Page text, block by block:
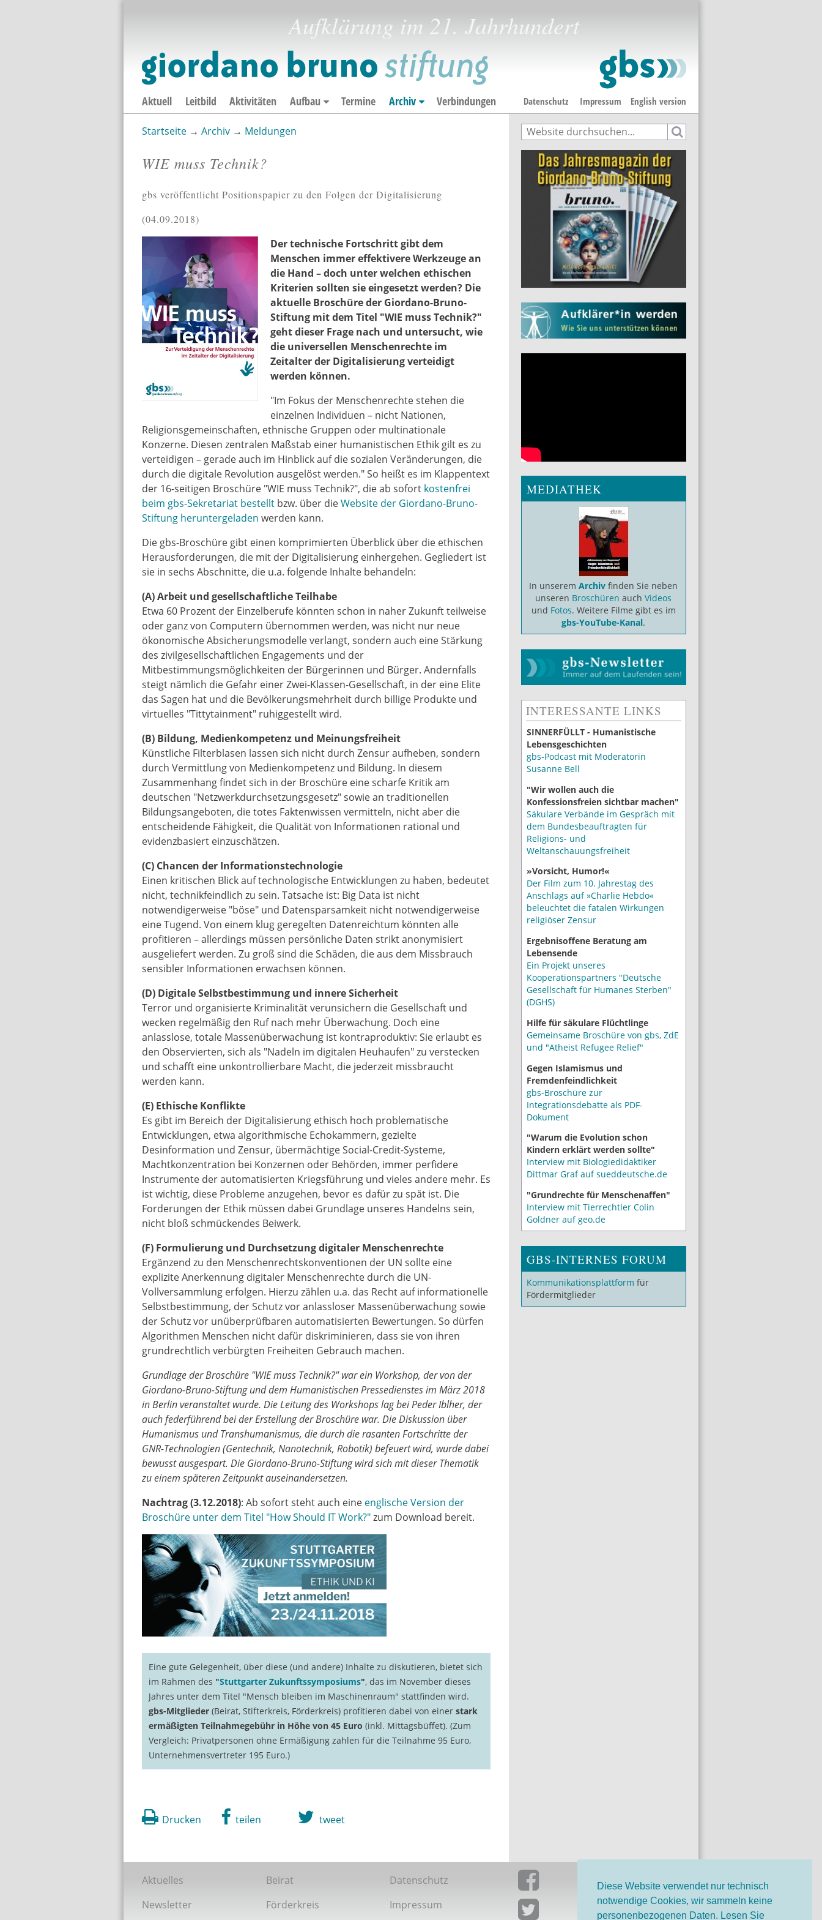
Diese Website verwendet nur technisch
notwendige Cookies, wir sammeln keine
personenbezogenen Daten. Lesen Sie
Aufklärung im 21. Jahrhundert
English version
Aktuell Leitbild Aktivitäten Aufbau Termine Archiv Verbindungen Datenschutz Impressum
Startseite→ Archiv→ Meldungen
WIE muss Technik?
gbs veröffentlicht Positionspapier zu den Folgen der Digitalisierung
04.09.2018
wiemusstechnik_cover.jpg
Der technische Fortschritt gibt dem
Menschen immer effektivere Werkzeuge an
die Hand – doch unter welchen ethischen
Kriterien sollten sie eingesetzt werden? Die
aktuelle Broschüre der Giordano-Bruno-
Stiftung mit dem Titel "WIE muss Technik?"
geht dieser Frage nach und untersucht, wie
die universellen Menschenrechte im
Zeitalter der Digitalisierung verteidigt
werden können.
"Im Fokus der Menschenrechte stehen die
einzelnen Individuen – nicht Nationen,
Religionsgemeinschaften, ethnische Gruppen oder multinationale
Konzerne. Diesen zentralen Maßstab einer humanistischen Ethik gilt es zu
verteidigen – gerade auch im Hinblick auf die sozialen Veränderungen, die
durch die digitale Revolution ausgelöst werden." So heißt es im Klappentext
der 16-seitigen Broschüre "WIE muss Technik?", die ab sofort kostenfrei
beim gbs-Sekretariat bestelltbzw. über dieWebsite der Giordano-Bruno-
Stiftung heruntergeladen werden kann.
Die gbs-Broschüre gibt einen komprimierten Überblick über die ethischen
Herausforderungen, die mit der Digitalisierung einhergehen. Gegliedert ist
sie in sechs Abschnitte, die u.a. folgende Inhalte behandeln:
(A) Arbeit und gesellschaftliche Teilhabe
Etwa 60 Prozent der Einzelberufe könnten schon in naher Zukunft teilweise
oder ganz von Computern übernommen werden, was nicht nur neue
ökonomische Absicherungsmodelle verlangt, sondern auch eine Stärkung
des zivilgesellschaftlichen Engagements und der
Mitbestimmungsmöglichkeiten der Bürgerinnen und Bürger. Andernfalls
steigt nämlich die Gefahr einer Zwei-Klassen-Gesellschaft, in der eine Elite
das Sagen hat und die Bevölkerungsmehrheit durch billige Produkte und
virtuelles "Tittytainment" ruhiggestellt wird.
(B) Bildung, Medienkompetenz und Meinungsfreiheit
Künstliche Filterblasen lassen sich nicht durch Zensur aufheben, sondern
durch Vermittlung von Medienkompetenz und Bildung. In diesem
Zusammenhang findet sich in der Broschüre eine scharfe Kritik am
deutschen "Netzwerkdurchsetzungsgesetz" sowie an traditionellen
Bildungsangeboten, die totes Faktenwissen vermitteln, nicht aber die
entscheidende Fähigkeit, die Qualität von Informationen rational und
evidenzbasiert einzuschätzen.
(C) Chancen der Informationstechnologie
Einen kritischen Blick auf technologische Entwicklungen zu haben, bedeutet
nicht, technikfeindlich zu sein. Tatsache ist: Big Data ist nicht
notwendigerweise "böse" und Datensparsamkeit nicht notwendigerweise
eine Tugend. Von einem klug geregelten Datenreichtum könnten alle
profitieren – allerdings müssen persönliche Daten strikt anonymisiert
ausgeliefert werden. Zu groß sind die Schäden, die aus dem Missbrauch
sensibler Informationen erwachsen können.
(D) Digitale Selbstbestimmung und innere Sicherheit
Terror und organisierte Kriminalität verunsichern die Gesellschaft und
wecken regelmäßig den Ruf nach mehr Überwachung. Doch eine
anlasslose, totale Massenüberwachung ist kontraproduktiv: Sie erlaubt es
den Observierten, sich als "Nadeln im digitalen Heuhaufen" zu verstecken
und schafft eine unkontrollierbare Macht, die jederzeit missbraucht
werden kann.
(E) Ethische Konflikte
Es gibt im Bereich der Digitalisierung ethisch hoch problematische
Entwicklungen, etwa algorithmische Echokammern, gezielte
Desinformation und Zensur, übermächtige Social-Credit-Systeme,
Machtkonzentration bei Konzernen oder Behörden, immer perfidere
Instrumente der automatisierten Kriegsführung und vieles andere mehr. Es
ist wichtig, diese Probleme anzugehen, bevor es dafür zu spät ist. Die
Forderungen der Ethik müssen dabei Grundlage unseres Handelns sein,
nicht bloß schmückendes Beiwerk.
(F) Formulierung und Durchsetzung digitaler Menschenrechte
Ergänzend zu den Menschenrechtskonventionen der UN sollte eine
explizite Anerkennung digitaler Menschenrechte durch die UN-
Vollversammlung erfolgen. Hierzu zählen u.a. das Recht auf informationelle
Selbstbestimmung, der Schutz vor anlassloser Massenüberwachung sowie
der Schutz vor unüberprüfbaren automatisierten Bewertungen. So dürfen
Algorithmen Menschen nicht dafür diskriminieren, dass sie von ihren
grundrechtlich verbürgten Freiheiten Gebrauch machen.
Grundlage der Broschüre "WIE muss Technik?" war ein Workshop, der von der
Giordano-Bruno-Stiftung und dem Humanistischen Pressedienstes im März 2018
in Berlin veranstaltet wurde. Die Leitung des Workshops lag bei Peder Iblher, der
auch federführend bei der Erstellung der Broschüre war. Die Diskussion über
Humanismus und Transhumanismus, die durch die rasanten Fortschritte der
GNR-Technologien (Gentechnik, Nanotechnik, Robotik) befeuert wird, wurde dabei
bewusst ausgespart. Die Giordano-Bruno-Stiftung wird sich mit dieser Thematik
zu einem späteren Zeitpunkt auseinandersetzen.
Nachtrag (3.12.2018): Ab sofort steht auch eine englische Version der
Broschüre unter dem Titel "How Should IT Work?"zum Download bereit.
Eine gute Gelegenheit, über diese (und andere) Inhalte zu diskutieren, bietet sich
im Rahmen des "Stuttgarter Zukunftssymposiums", das im November dieses
Jahres unter dem Titel "Mensch bleiben im Maschinenraum" stattfinden wird.
gbs-Mitglieder (Beirat, Stifterkreis, Förderkreis) profitieren dabei von einerstark
ermäßigten Teilnahmegebühr in Höhe von 45 Euro(inkl. Mittagsbüffet). (Zum
Vergleich: Privatpersonen ohne Ermäßigung zahlen für die Teilnahme 95 Euro,
Unternehmensvertreter 195 Euro.)
Drucken teilen tweet
Suchformular
Suche
MEDIATHEK
In unseremArchiv finden Sie neben
unseren Broschüren auch Videos
und Fotos. Weitere Filme gibt es im
gbs-YouTube-Kanal.
INTERESSANTE LINKS
SINNERFÜLLT - Humanistische
Lebensgeschichten
gbs-Podcast mit Moderatorin
Susanne Bell
"Wir wollen auch die
Konfessionsfreien sichtbar machen"
Säkulare Verbände im Gespräch mit
dem Bundesbeauftragten für
Religions- und
Weltanschauungsfreiheit
»Vorsicht, Humor!«
Der Film zum 10. Jahrestag des
Anschlags auf »Charlie Hebdo«
beleuchtet die fatalen Wirkungen
religiöser Zensur
Ergebnisoffene Beratung am
Lebensende
Ein Projekt unseres
Kooperationspartners "Deutsche
Gesellschaft für Humanes Sterben"
(DGHS)
Hilfe für säkulare Flüchtlinge
Gemeinsame Broschüre von gbs, ZdE
und "Atheist Refugee Relief"
Gegen Islamismus und
Fremdenfeindlichkeit
gbs-Broschüre zur
Integrationsdebatte als PDF-
Dokument
"Warum die Evolution schon
Kindern erklärt werden sollte"
Interview mit Biologiedidaktiker
Dittmar Graf auf sueddeutsche.de
"Grundrechte für Menschenaffen"
Interview mit Tierrechtler Colin
Goldner auf geo.de
GBS-INTERNES FORUM
Kommunikationsplattform für
Fördermitglieder
Giordano-Bruno-Stiftung auf
Aktuelles
Newsletter
Beirat
Förderkreis
Datenschutz
Impressum